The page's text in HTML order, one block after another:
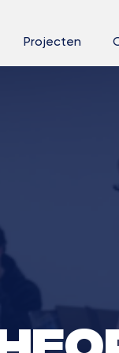
Projecten